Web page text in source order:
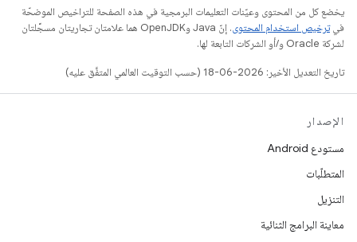
يخضع كل من المحتوى وعيّنات التعليمات البرمجية في هذه الصفحة للتراخيص الموضحّة
فيترخيص استخدام المحتوى
. إنّ Java وOpenJDK هما علامتان تجاريتان مسجَّلتان
لشركة Oracle و/أو الشركات التابعة لها.
تاريخ التعديل الأخير: 2026-06-18 (حسب التوقيت العالمي المتفَّق عليه)
الإصدار
مستودع Android
المتطلّبات
التنزيل
معاينة البرامج الثنائية